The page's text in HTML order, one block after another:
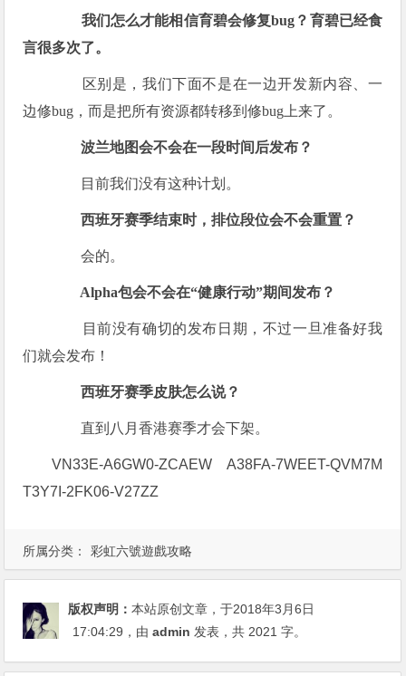
所属分类： 彩虹六號遊戲攻略
我们怎么才能相信育碧会修复bug？育碧已经食
言很多次了。
区别是，我们下面不是在一边开发新内容、一
边修bug，而是把所有资源都转移到修bug上来了。
波兰地图会不会在一段时间后发布？
目前我们没有这种计划。
西班牙赛季结束时，排位段位会不会重置？
会的。
Alpha包会不会在“健康行动”期间发布？
目前没有确切的发布日期，不过一旦准备好我
们就会发布！
西班牙赛季皮肤怎么说？
直到八月香港赛季才会下架。
VN33E-A6GW0-ZCAEW A38FA-7WEET-QVM7M
T3Y7I-2FK06-V27ZZ
版权声明：本站原创文章，于2018年3月6日
17:04:29 ，由admin 发表，共 2021 字。